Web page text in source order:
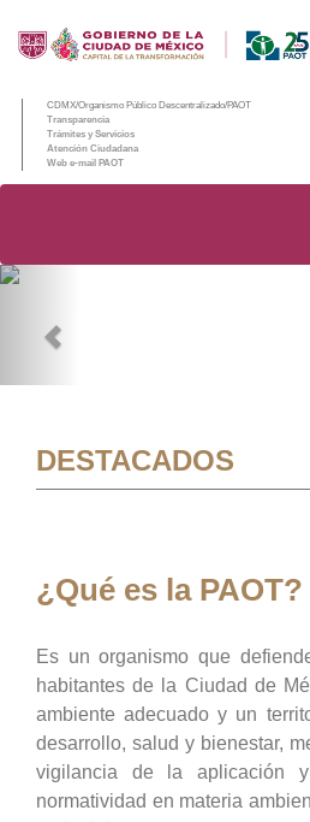
CDMX/Organismo Público Descentralizado/PAOT
Transparencia
Trámites y Servicios
Atención Ciudadana
Web e-mail PAOT
DESTACADOS
¿Qué es la PAOT?
Es un organismo que
habitantes de la Ciudad de
ambiente adecuado y un
desarrollo, salud y bienestar,
vigilancia de la aplicación
normatividad en materia